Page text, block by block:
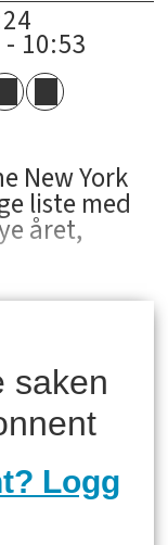
- 10:53
New York
liste med
året,
saken
Logg